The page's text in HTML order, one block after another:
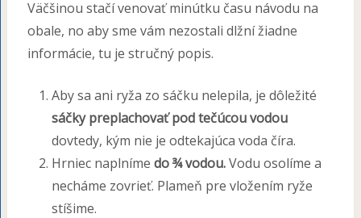
Väčšinou stačí venovať minútku času návodu na
obale, no aby sme vám nezostali dlžní žiadne
informácie, tu je stručný popis.
Aby sa ani ryža zo sáčku nelepila, je dôležité
sáčky preplachovať pod tečúcou vodou
dovtedy, kým nie je odtekajúca voda číra.
Hrniec naplníme do ¾ vodou.Vodu osolíme a
necháme zovrieť. Plameň pre vložením ryže
stíšime.